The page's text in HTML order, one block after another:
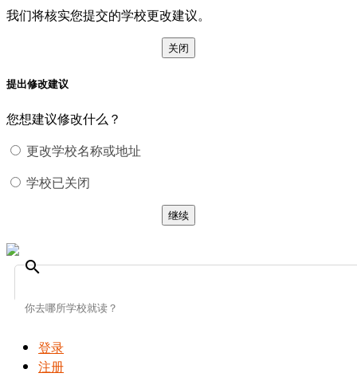
我们将核实您提交的学校更改建议。
关闭
提出修改建议
您想建议修改什么？
更改学校名称或地址
学校已关闭
继续
search
登录
注册